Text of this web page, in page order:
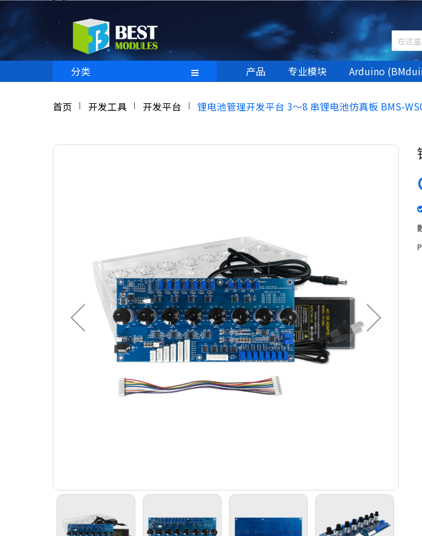
分类
产品 专业模块 Arduino
首页 开发工具 开发平台 锂电池管理开发平台 3～8 串锂电池仿真板 BMS-